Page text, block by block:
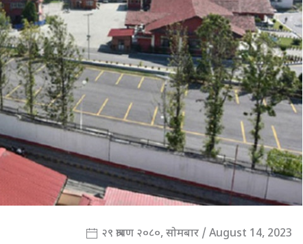
२९ श्रावण २०८०, सोमबार / August 14, 2023